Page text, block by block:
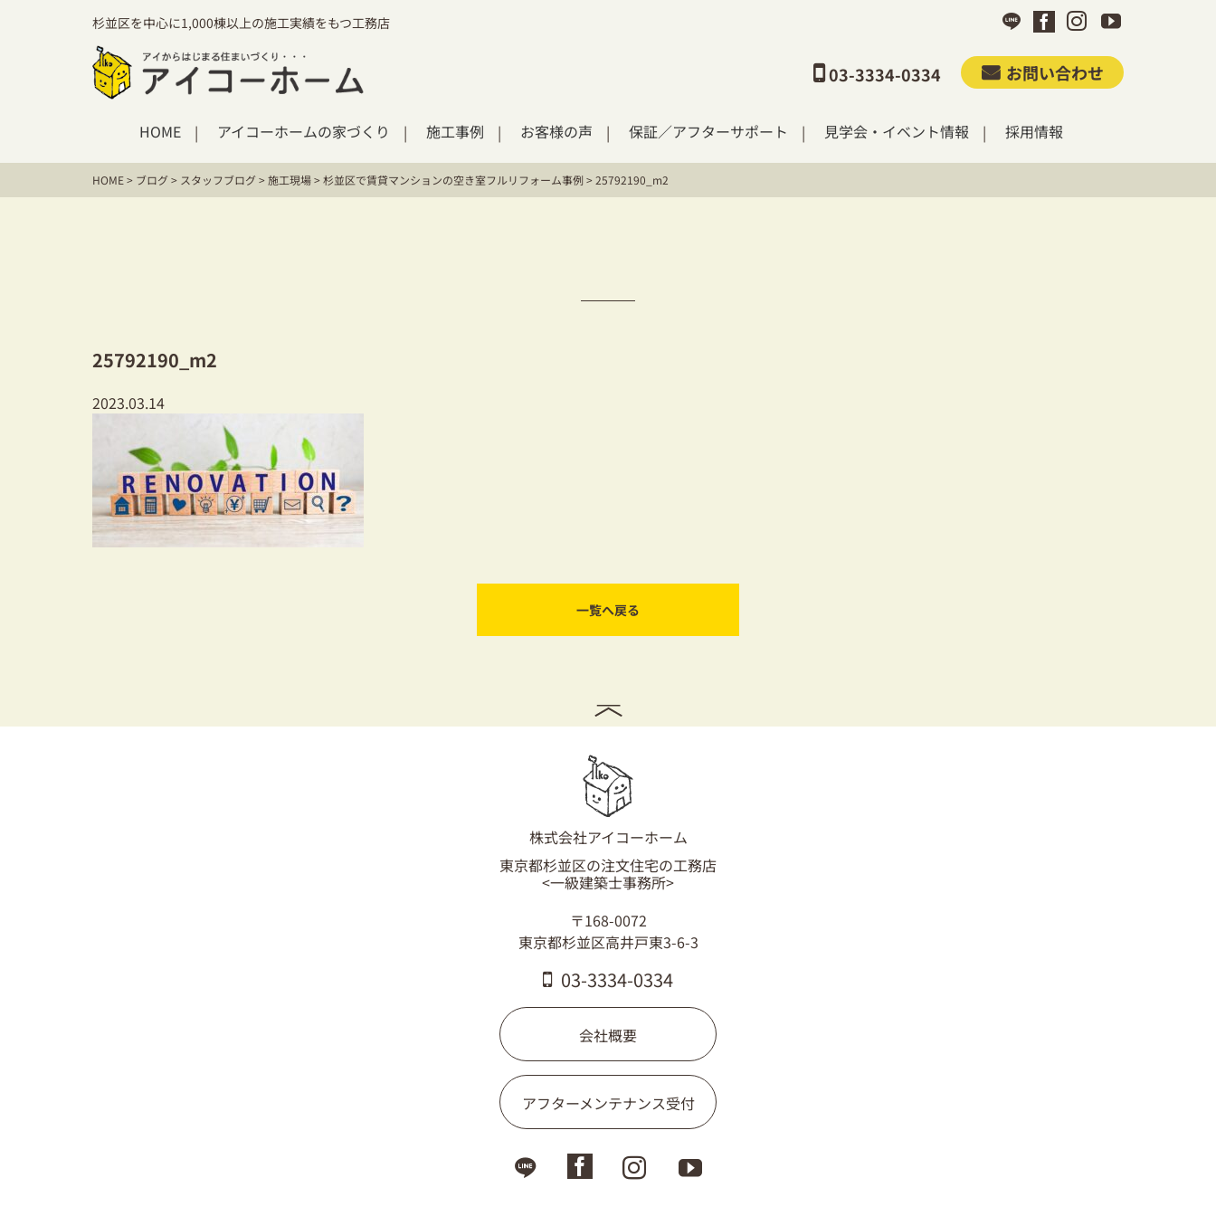
杉並区を中心に1,000棟以上の施工実績をもつ工務店
03-3334-0334 お問い合わせ
HOME アイコーホームの家づくり 施工事例 お客様の声 保証／アフターサポート 見学会・イベント情報 採用情報
HOME> ブログ> スタッフブログ>施工現場>杉並区で賃貸マンションの空き室フルリフォーム事例>25792190_m2
25792190_m2
2023.03.14
一覧へ戻る
株式会社アイコーホーム
東京都杉並区の注文住宅の工務店
<一級建築士事務所>
〒168-0072
東京都杉並区高井戸東3-6-3
03-3334-0334
会社概要
アフターメンテナンス受付